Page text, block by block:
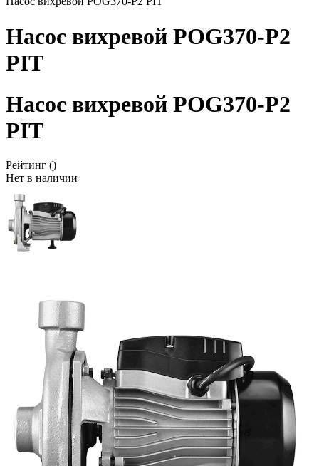
Насос вихревой POG370-P2
PIT
Насос вихревой POG370-P2
PIT
Рейтинг ()
Нет в наличии